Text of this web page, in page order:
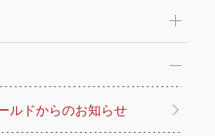
ルドからのお知らせ